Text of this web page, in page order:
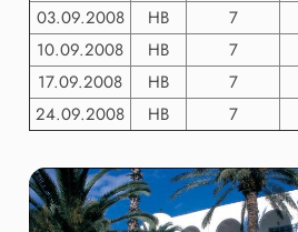
03.09.2008
HB 7
10.09.2008
HB 7
17.09.2008
HB 7
24.09.2008
HB 7